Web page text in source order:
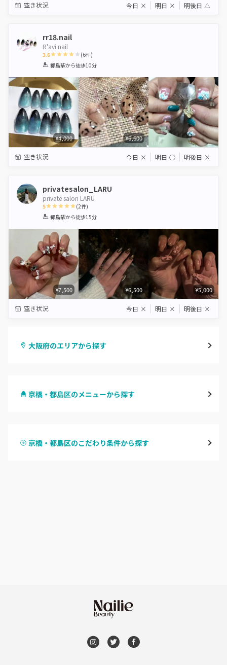
空き状況 今日 × 明日 × 明後日 △
rr18.nail
R'avi nail
3.6
1 2 3 4 5
(6件)
都島駅から徒歩10分
¥4,000 ¥6,600
空き状況 今日 × 明日 ◯ 明後日 ×
privatesalon_LARU
private salon LARU
5
1 2 3 4 5
(2件)
都島駅から徒歩15分
¥7,500 ¥6,500 ¥5,000
空き状況 今日 × 明日 × 明後日 ×
大阪府のエリアから探す
心斎橋・南船場・アメ村
京橋・都島区のメニューから探す
ハンドスカルプ
京橋・都島区のこだわり条件から探す